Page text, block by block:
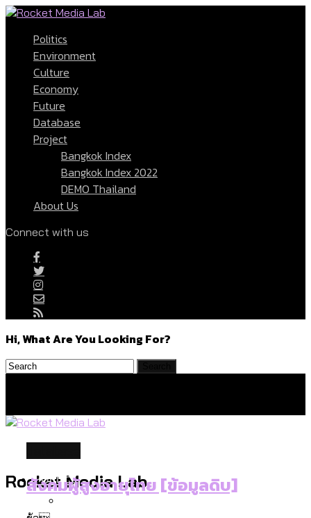
Politics
Environment
Culture
Economy
Future
Database
Project
Bangkok Index
Bangkok Index 2022
DEMO Thailand
About Us
Connect with us
Hi, What Are You Looking For?
Rocket Media Lab
Politics
สังคมผู้สูงอายุไทย [ข้อมูลดิบ]